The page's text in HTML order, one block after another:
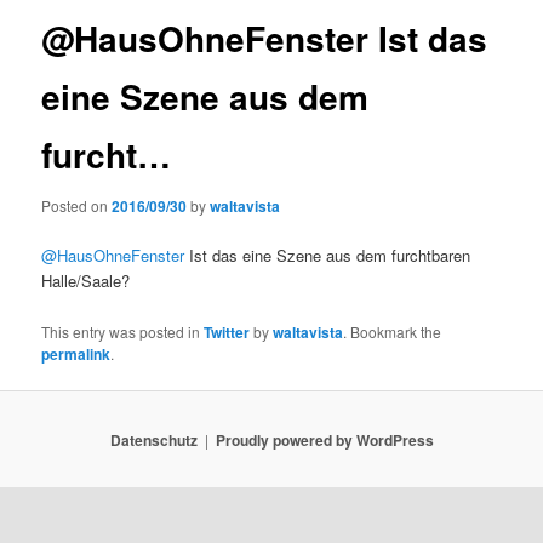
@HausOhneFenster Ist das
eine Szene aus dem
furcht…
Posted on2016/09/30bywaltavista
@HausOhneFensterIst das eine Szene aus dem furchtbaren
Halle/Saale?
This entry was posted inTwitterbywaltavista. Bookmark the
permalink.
Datenschutz Proudly powered by WordPress